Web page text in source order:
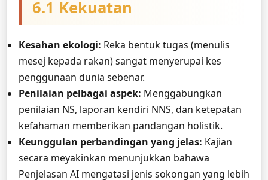
6.1 Kekuatan
Kesahan ekologi: Reka bentuk tugas (menulis
mesej kepada rakan) sangat menyerupai kes
penggunaan dunia sebenar.
Penilaian pelbagai aspek: Menggabungkan
penilaian NS, laporan kendiri NNS, dan ketepatan
kefahaman memberikan pandangan holistik.
Keunggulan perbandingan yang jelas: Kajian
secara meyakinkan menunjukkan bahawa
Penjelasan AI mengatasi jenis sokongan yang lebih